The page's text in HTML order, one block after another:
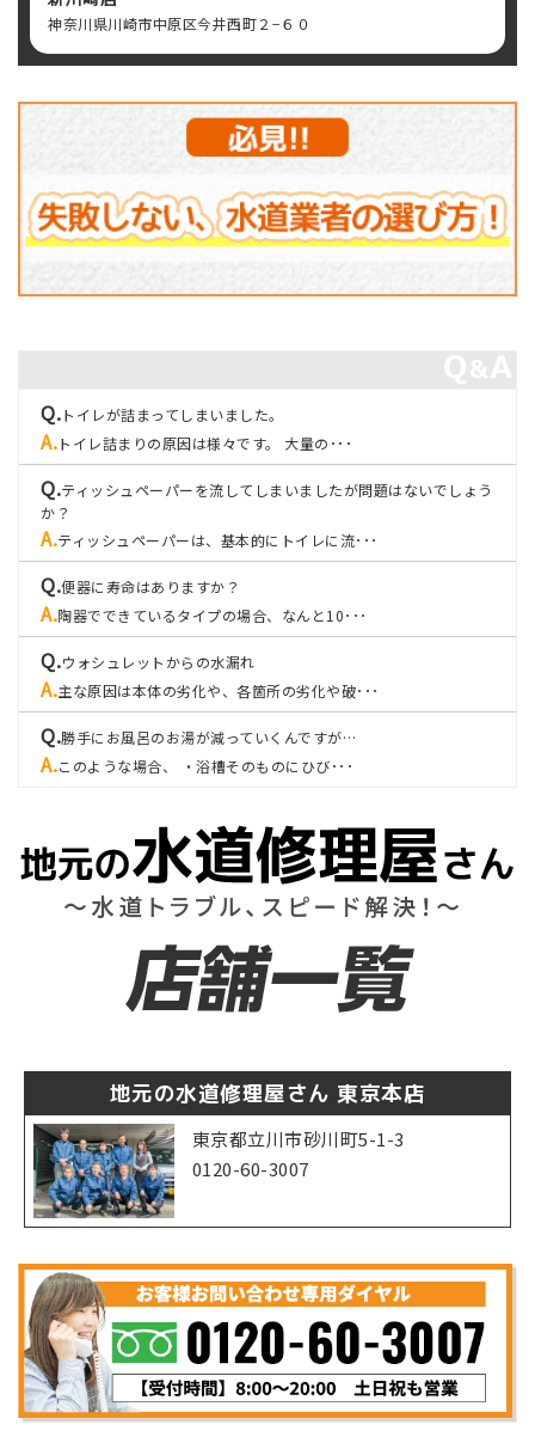
神奈川県川崎市中原区今井西町２−６０
トイレが詰まってしまいました。
トイレ詰まりの原因は様々です。 大量の･･･
ティッシュペーパーを流してしまいましたが問題はないでしょう
か？
ティッシュペーパーは、基本的にトイレに流･･･
便器に寿命はありますか？
陶器でできているタイプの場合、なんと10･･･
ウォシュレットからの水漏れ
主な原因は本体の劣化や、各箇所の劣化や破･･･
勝手にお風呂のお湯が減っていくんですが…
このような場合、 ・浴槽そのものにひび･･･
地元の水道修理屋さん 東京本店
東京都立川市砂川町5-1-3
0120-60-3007